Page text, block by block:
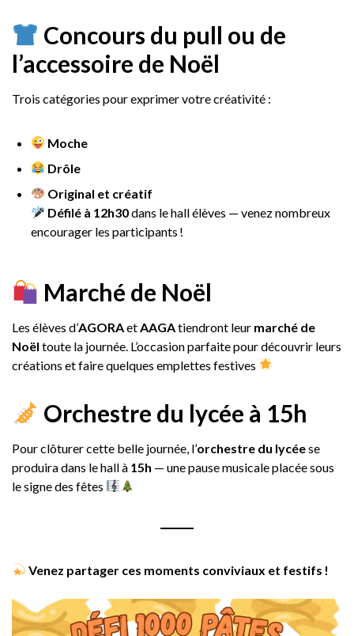
Concours du pull ou de
l’accessoire de Noël
Trois catégories pour exprimer votre créativité :
Moche
Drôle
Original et créatif
Défilé à 12h30dans le hall élèves — venez nombreux
encourager les participants !
Marché de Noël
Les élèves d’AGORAet AAGAtiendront leur marché de
Noël toute la journée. L’occasion parfaite pour découvrir leurs
créations et faire quelques emplettes festives
Orchestre du lycée à 15h
Pour clôturer cette belle journée, l’orchestre du lycéese
produira dans le hall à 15h — une pause musicale placée sous
le signe des fêtes
Venez partager ces moments conviviaux et festifs !